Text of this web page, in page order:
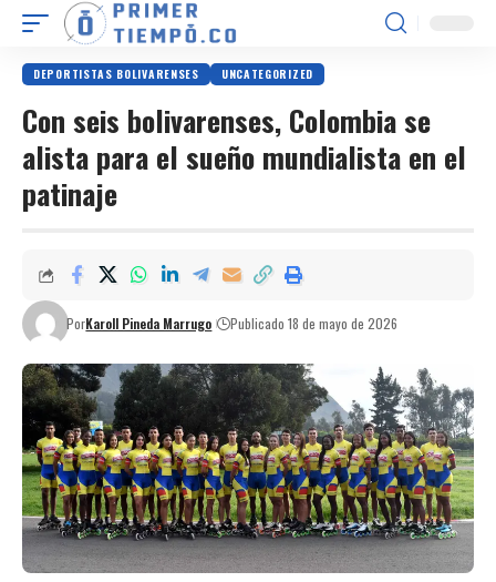
DEPORTISTAS BOLIVARENSES UNCATEGORIZED
Con seis bolivarenses, Colombia se
alista para el sueño mundialista en el
patinaje
PorKaroll Pineda Marrugo Publicado 18 de mayo de 2026